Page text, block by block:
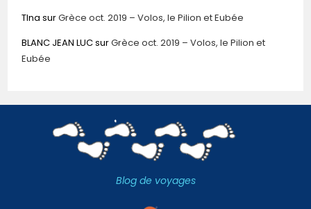
TIna surGrèce oct. 2019 – Volos, le Pilion et Eubée
BLANC JEAN LUCsurGrèce oct. 2019 – Volos, le Pilion et
Eubée
Blog de voyages